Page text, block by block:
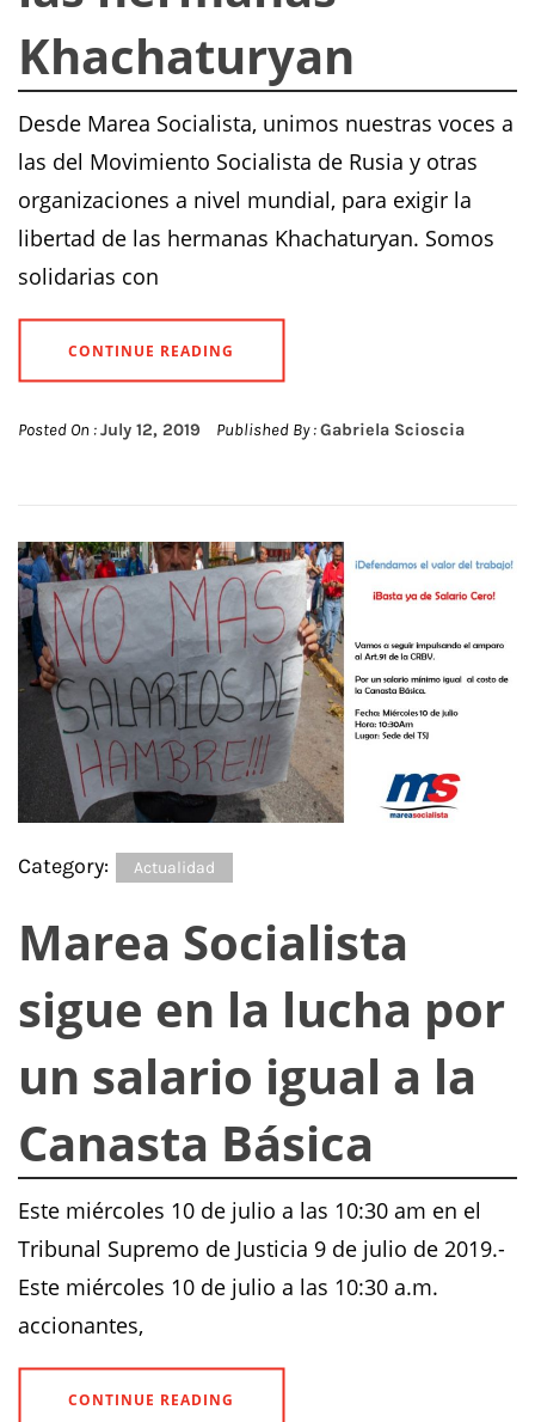
Khachaturyan
Desde Marea Socialista, unimos nuestras voces a
las del Movimiento Socialista de Rusia y otras
organizaciones a nivel mundial, para exigir la
libertad de las hermanas Khachaturyan. Somos
solidarias con
CONTINUE READING
Posted On :July 12, 2019 Published By :Gabriela Scioscia
Category: Actualidad
Marea Socialista
sigue en la lucha por
un salario igual a la
Canasta Básica
Este miércoles 10 de julio a las 10:30 am en el
Tribunal Supremo de Justicia 9 de julio de 2019.-
Este miércoles 10 de julio a las 10:30 a.m.
accionantes,
CONTINUE READING